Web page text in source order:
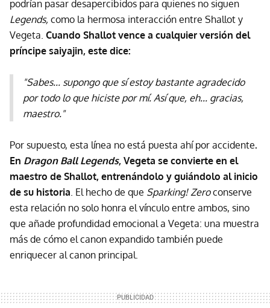
podrían pasar desapercibidos para quienes no siguen
Legends, como la hermosa interacción entre Shallot y
Vegeta. Cuando Shallot vence a cualquier versión del
príncipe saiyajin, este dice:
"Sabes... supongo que sí estoy bastante agradecido
por todo lo que hiciste por mí. Así que, eh... gracias,
maestro."
Por supuesto, esta línea no está puesta ahí por accidente.
En Dragon Ball Legends, Vegeta se convierte en el
maestro de Shallot, entrenándolo y guiándolo al inicio
de su historia. El hecho de que Sparking! Zeroconserve
esta relación no solo honra el vínculo entre ambos, sino
que añade profundidad emocional a Vegeta: una muestra
más de cómo el canon expandido también puede
enriquecer al canon principal.